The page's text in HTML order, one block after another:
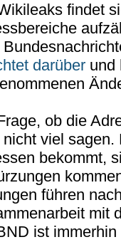
findet
darüberund
ob die
nicht viel
bekommt,
führen
mit
ist